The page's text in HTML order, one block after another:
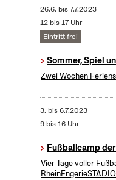
26.6. bis7.7.2023
12 bis 17 Uhr
Eintritt frei
Sommer, Spiel
Zwei Wochen
3. bis6.7.2023
9 bis 16 Uhr
Fußballcamp
Vier Tage voller